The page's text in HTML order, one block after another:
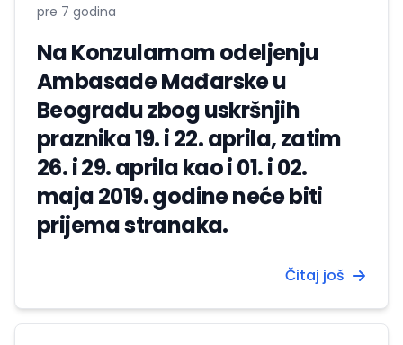
pre 7 godina
Na Konzularnom odeljenju
Ambasade Mađarske u
Beogradu zbog uskršnjih
praznika 19. i 22. aprila, zatim
26. i 29. aprila kao i 01. i 02.
maja 2019. godine neće biti
prijema stranaka.
Čitaj još